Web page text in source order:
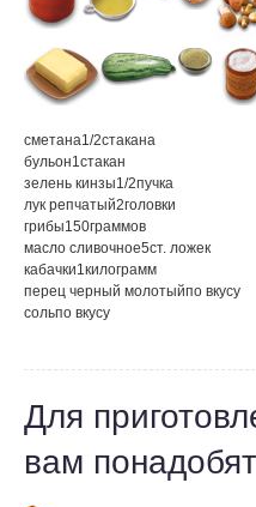
сметана1/2стакана
бульон1стакан
зелень кинзы1/2пучка
лук репчатый2головки
грибы150граммов
масло сливочное5ст. ложек
кабачки1килограмм
перец черный молотыйпо вкусу
сольпо вкусу
Для
вам